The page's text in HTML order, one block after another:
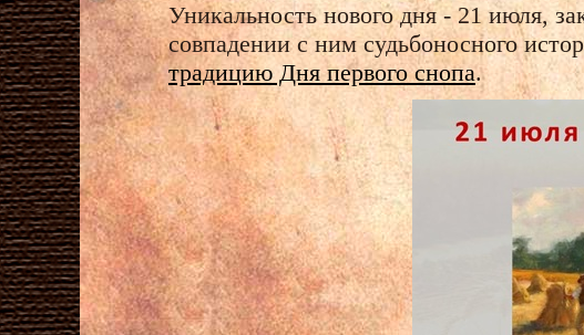
Уникальность нового дня - 21 июля,
совпадении с ним судьбоносного
традицию Дня первого снопа.